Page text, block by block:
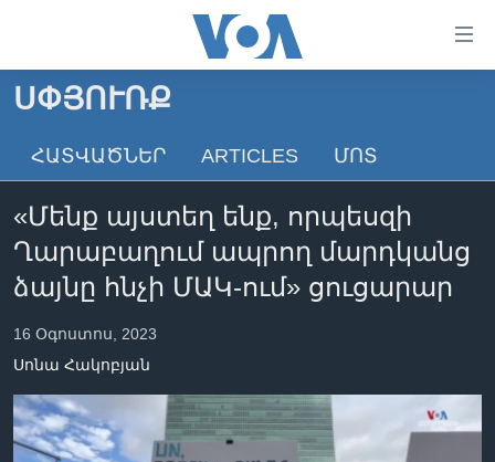
անցնել
հիմնական
անցնել
բովանդակությանը
հիմնական
բովանդակություն
ԳԼԽԱՎՈՐ ԷՋ
ԼՈՒՐԵՐ
ՏԵՍԱՆՅՈՒԹԵՐ
ՖԻԼՄԵՐ
IN ENGLISH
ՄԵՐ ՄԱՍԻՆ
«ԱՄԵՐԻԿԱՅԻ ՁԱՅՆ»-Ի ԿԱՆՈՆԱԴՐՈՒԹՅՈՒՆ
ԿԱՊ ՄԵԶ ՀԵՏ
ՈՒԿՐԱԻՆԱԿԱՆ ՊԱՏԵՐԱԶՄ
Learning English
ՍՓՅՈՒՌՔ
ՀԱՏՎԱԾՆԵՐ ARTICLES ՄՈՏ
«Մենք այստեղ ենք, որպեսզի
Ղարաբաղում ապրող մարդկանց
ձայնը հնչի ՄԱԿ-ում» ցուցարար
16 Օգոստոս, 2023
Սոնա Հակոբյան